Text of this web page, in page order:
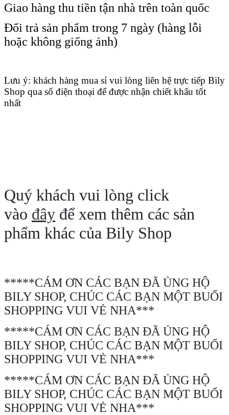
Giao hàng thu tiền tận nhà trên toàn quốc
Đổi trả sản phẩm trong 7 ngày (hàng lỗi
hoặc không giống ảnh)
Lưu ý: khách hàng mua sỉ vui lòng liên hệ trực tiếp Bily
Shop qua số điện thoại để được nhận chiết khấu tốt
nhất
Quý khách vui lòng click
vào đây để xem thêm các sản
phẩm khác của Bily Shop
*****CÁM ƠN CÁC BẠN ĐÃ ỦNG HỘ
BILY SHOP, CHÚC CÁC BẠN MỘT BUỔI
SHOPPING VUI VẺ NHA***
*****CÁM ƠN CÁC BẠN ĐÃ ỦNG HỘ
BILY SHOP, CHÚC CÁC BẠN MỘT BUỔI
SHOPPING VUI VẺ NHA***
*****CÁM ƠN CÁC BẠN ĐÃ ỦNG HỘ
BILY SHOP, CHÚC CÁC BẠN MỘT BUỔI
SHOPPING VUI VẺ NHA***